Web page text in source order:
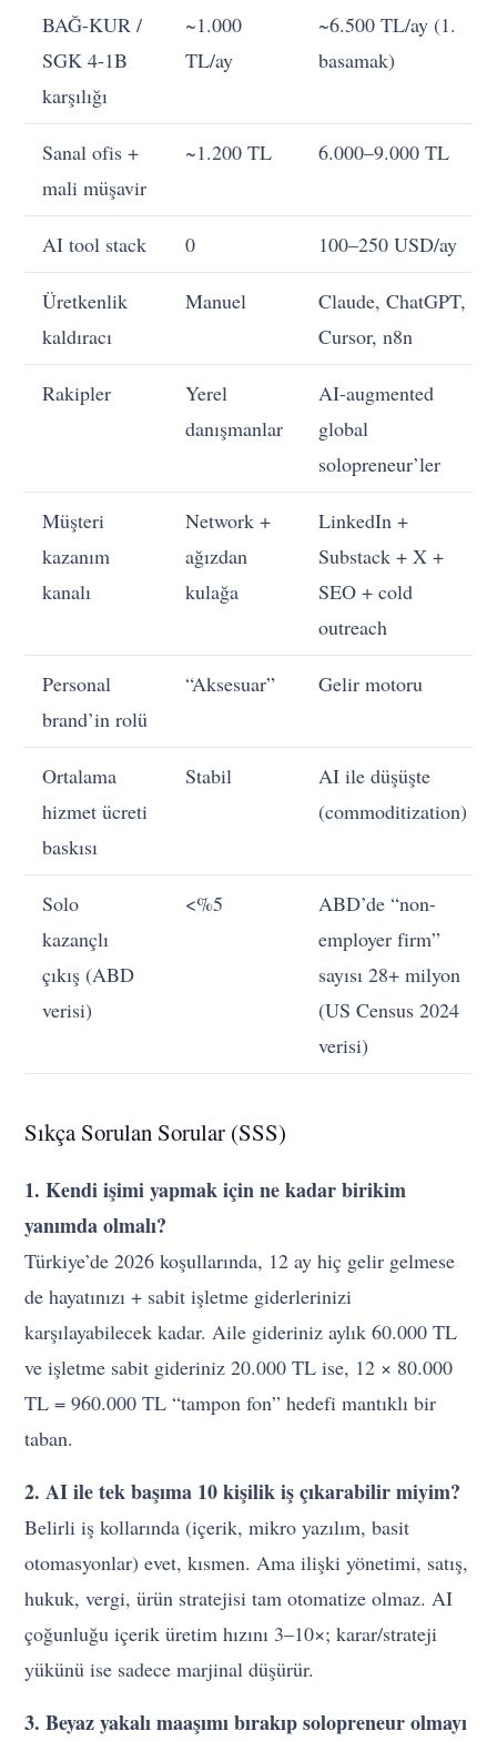
BAĞ-KUR /
SGK 4-1B
karşılığı
~1.000
TL/ay
~6.500 TL/ay (1.
basamak)
Sanal ofis +
mali müşavir
~1.200 TL 6.000–9.000 TL
AI tool stack 0 100–250 USD/ay
Üretkenlik
kaldıracı
Manuel
Claude, ChatGPT,
Cursor, n8n
Rakipler
Yerel
danışmanlar
AI-augmented
global
solopreneur’ler
Müşteri
kazanım
kanalı
Network +
ağızdan
kulağa
LinkedIn +
Substack + X +
SEO + cold
outreach
Personal
brand’in rolü
“Aksesuar” Gelir motoru
Ortalama
hizmet ücreti
baskısı
Stabil
AI ile düşüşte
(commoditization)
Solo
kazançlı
çıkış (ABD
verisi)
<%5
ABD’de “non-
employer firm”
sayısı 28+ milyon
(US Census 2024
verisi)
Sıkça Sorulan Sorular (SSS)
1. Kendi işimi yapmak için ne kadar birikim
yanımda olmalı?
Türkiye’de 2026 koşullarında, 12 ay hiç gelir gelmese
de hayatınızı + sabit işletme giderlerinizi
karşılayabilecek kadar. Aile gideriniz aylık 60.000 TL
ve işletme sabit gideriniz 20.000 TL ise, 12 × 80.000
TL = 960.000 TL “tampon fon” hedefi mantıklı bir
taban.
2. AI ile tek başıma 10 kişilik iş çıkarabilir miyim?
Belirli iş kollarında (içerik, mikro yazılım, basit
otomasyonlar) evet, kısmen. Ama ilişki yönetimi, satış,
hukuk, vergi, ürün stratejisi tam otomatize olmaz. AI
çoğunluğu içerik üretim hızını 3–10×; karar/strateji
yükünü ise sadece marjinal düşürür.
3. Beyaz yakalı maaşımı bırakıp solopreneur olmayı